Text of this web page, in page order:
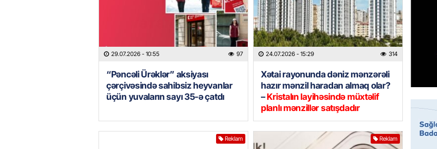
29.07.2026 - 10:55 97
“Pəncəli Ürəklər” aksiyası
çərçivəsində sahibsiz heyvanlar
üçün yuvaların sayı 35-ə çatdı
24.07.2026 - 15:29 314
Xətai rayonunda dəniz mənzərəli
hazır mənzil haradan almaq olar?
–Kristalın layihəsində müxtəlif
planlı mənzillər satışdadır
Reklam Reklam
ilə